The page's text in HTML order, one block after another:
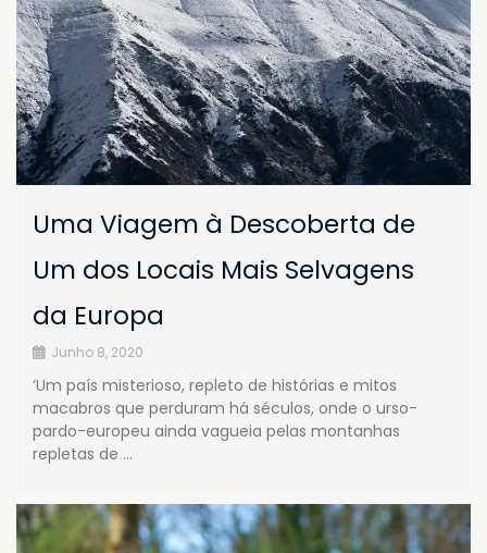
Uma Viagem à Descoberta de
Um dos Locais Mais Selvagens
da Europa
Junho 8, 2020
‘Um país misterioso, repleto de histórias e mitos
macabros que perduram há séculos, onde o urso-
pardo-europeu ainda vagueia pelas montanhas
repletas de …